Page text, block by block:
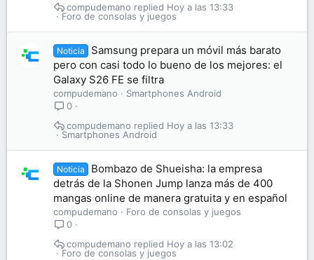
Foro de consolas y juegos
Hoy a las 13:33
compudemano
Noticia
Samsung prepara un móvil más barato
pero con casi todo lo bueno de los mejores: el
Galaxy S26 FE se filtra
compudemano
Smartphones Android
0
Smartphones Android
Hoy a las 13:33
compudemano
Noticia
Bombazo de Shueisha: la empresa
detrás de la Shonen Jump lanza más de 400
mangas online de manera gratuita y en español
compudemano
Foro de consolas y juegos
0
Foro de consolas y juegos
Hoy a las 13:02
compudemano